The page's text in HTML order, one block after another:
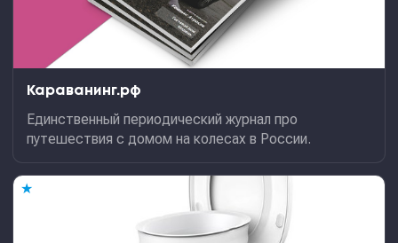
Караванинг.рф
Единственный периодический журнал про
путешествия с домом на колесах в России.
★